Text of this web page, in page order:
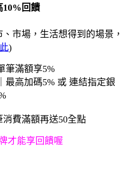
10%回饋
市場，生活想得到的場景，
)
筆滿額享5%
高加碼5% 或 連結指定銀
費滿額再送50全點
才能享回饋喔